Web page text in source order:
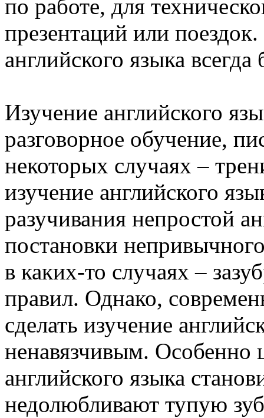
по работе, для
презентаций или
английского языка
Изучение английского
разговорное обучение,
некоторых случаях –
изучение английского
разучивания непростой
постановки
в каких-то случаях –
правил. Однако,
сделать изучение
ненавязчивым. Особенно
английского языка
недолюбливают тупую